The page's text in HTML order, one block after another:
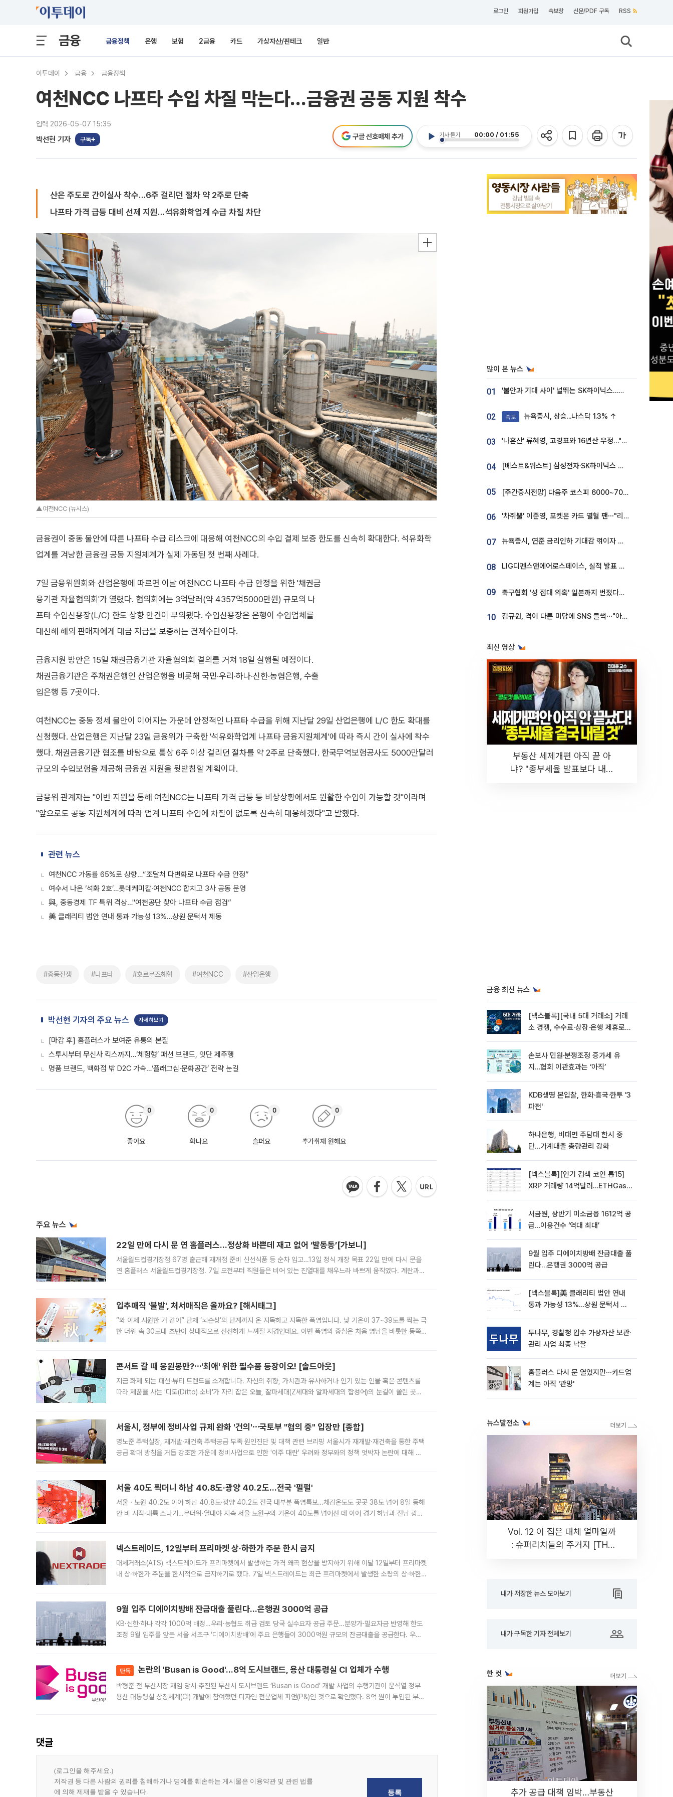
로그인 회원가입 속보창 신문/PDF 구독 RSS
금융 금융정책 은행 보험 2금융 카드 가상자산/핀테크 일반
이투데이 금융 금융정책
여천NCC 나프타 수입 차질 막는다…금융권 공동 지원 착수
입력 2026-05-07 15:35
박선현 기자 구독
기사 듣기 00:00 / 01:55
구글 선호매체 추가
산은 주도로 간이실사 착수…6주 걸리던 절차 약 2주로 단축
나프타 가격 급등 대비 선제 지원…석유화학업계 수급 차질 차단
▲여천NCC (뉴시스)
금융권이 중동 불안에 따른 나프타 수급 리스크에 대응해 여천NCC의 수입 결제 보증 한도를 신속히 확대한다. 석유화학
업계를 겨냥한 금융권 공동 지원체계가 실제 가동된 첫 번째 사례다.
7일 금융위원회와 산업은행에 따르면 이날 여천NCC 나프타 수급 안정을 위한 '채권금
융기관 자율협의회'가 열렸다. 협의회에는 3억달러(약 4357억5000만원) 규모의 나
프타 수입신용장(L/C) 한도 상향 안건이 부의됐다. 수입신용장은 은행이 수입업체를
대신해 해외 판매자에게 대금 지급을 보증하는 결제수단이다.
금융지원 방안은 15일 채권금융기관 자율협의회 결의를 거쳐 18일 실행될 예정이다.
채권금융기관은 주채권은행인 산업은행을 비롯해 국민·우리·하나·신한·농협은행, 수출
입은행 등 7곳이다.
여천NCC는 중동 정세 불안이 이어지는 가운데 안정적인 나프타 수급을 위해 지난달 29일 산업은행에 L/C 한도 확대를
신청했다. 산업은행은 지난달 23일 금융위가 구축한 '석유화학업계 나프타 금융지원체계'에 따라 즉시 간이 실사에 착수
했다. 채권금융기관 협조를 바탕으로 통상 6주 이상 걸리던 절차를 약 2주로 단축했다. 한국무역보험공사도 5000만달러
규모의 수입보험을 제공해 금융권 지원을 뒷받침할 계획이다.
금융위 관계자는 "이번 지원을 통해 여천NCC는 나프타 가격 급등 등 비상상황에서도 원활한 수입이 가능할 것"이라며
"앞으로도 공동 지원체계에 따라 업계 나프타 수입에 차질이 없도록 신속히 대응하겠다"고 말했다.
관련 뉴스
여천NCC 가동률 65%로 상향…“조달처 다변화로 나프타 수급 안정”
여수서 나온 ‘석화 2호’…롯데케미칼·여천NCC 합치고 3사 공동 운영
與, 중동경제 TF 특위 격상…"여천공단 찾아 나프타 수급 점검”
美 클래리티 법안 연내 통과 가능성 13%…상원 문턱서 제동
#중동전쟁 #나프타 #호르무즈해협 #여천NCC #산업은행
박선현 기자의 주요 뉴스 자세히보기
[마감 후] 홈플러스가 보여준 유통의 본질
스투시부터 무신사 킥스까지…‘체험형’ 패션 브랜드, 잇단 제주행
명품 브랜드, 백화점 밖 D2C 가속…‘플래그십·문화공간’ 전략 눈길
좋아요
0
화나요
0
슬퍼요
0
추가취재 원해요
0
주요 뉴스
22일 만에 다시 문 연 홈플러스…정상화 바쁜데 재고 없어 ‘발동동’[가보니]
서울월드컵경기장점 67명 출근해 재개점 준비 신선식품 등 순차 입고…13일 정식 개장 목표 22일 만에 다시 문을
연 홈플러스 서울월드컵경기장점. 7일 오전부터 직원들은 비어 있는 진열대를 채우느라 바쁘게 움직였다. 계란과
입추매직 '불발', 처서매직은 올까요? [해시태그]
“와 이제 시원한 거 같아” 단체 ‘뇌손상’의 단계까지 온 지독하고 지독한 폭염입니다. 낮 기온이 37~39도를 찍는 극
한 더위 속 30도대 초반이 상대적으로 선선하게 느껴질 지경인데요. 이번 폭염의 중심은 처음 영남을 비롯한 동쪽
콘서트 갈 때 응원봉만?⋯'최애' 위한 필수품 등장이오! [솔드아웃]
지금 화제 되는 패션·뷰티 트렌드를 소개합니다. 자신의 취향, 가치관과 유사하거나 인기 있는 인물 혹은 콘텐츠를
따라 제품을 사는 '디토(Ditto) 소비'가 자리 잡은 오늘, 잘파세대(Z세대와 알파세대의 합성어)의 눈길이 쏠린 곳은
서울시, 정부에 정비사업 규제 완화 '건의'⋯국토부 "협의 중" 입장만 [종합]
명노준 주택실장, 재개발·재건축 주택공급 부족 원인진단 및 대책 관련 브리핑 서울시가 재개발·재건축을 통한 주택
공급 확대 방침을 거듭 강조한 가운데 정비사업으로 인한 '이주 대란' 우려와 정부와의 정책 엇박자 논란에 대해 정
서울 40도 찍더니 하남 40.8도·광양 40.2도…전국 '펄펄'
서울ㆍ노원 40.2도 이어 하남 40.8도·광양 40.2도 전국 대부분 폭염특보…체감온도도 곳곳 38도 넘어 8일 동해
안 비 시작·내륙 소나기…무더위·열대야 지속 서울 노원구의 기온이 40도를 넘어선 데 이어 경기 하남과 전남 광양
넥스트레이드, 12일부터 프리마켓 상·하한가 주문 한시 금지
대체거래소(ATS) 넥스트레이드가 프리마켓에서 발생하는 가격 왜곡 현상을 방지하기 위해 이달 12일부터 프리마켓
내 상·하한가 주문을 한시적으로 금지하기로 했다. 7일 넥스트레이드는 최근 프리마켓에서 발생한 소량의 상·하한
9월 입주 디에이치방배 잔금대출 풀린다…은행권 3000억 공급
KB·신한·하나 각각 1000억 배정…우리·농협도 취급 검토 당국 실수요자 공급 주문…분양가·필요자금 반영해 한도
조정 9월 입주를 앞둔 서울 서초구 ‘디에이치방배’에 주요 은행들이 3000억원 규모의 잔금대출을 공급한다. 우리
단독 논란의 'Busan is Good'…8억 도시브랜드, 용산 대통령실 CI 업체가 수행
박형준 전 부산시장 재임 당시 추진된 부산시 도시브랜드 ‘Busan is Good’ 개발 사업의 수행기관이 윤석열 정부
용산 대통령실 상징체계(CI) 개발에 참여했던 디자인 전문업체 피앤(P&)인 것으로 확인됐다. 8억 원이 투입된 부산
댓글
많이 본 뉴스
01 '불안과 기대 사이' 널뛰는 SK하이닉스…증권가 "HBM4·LTA 기반 펀터멘털 견고"
02 속보 뉴욕증시, 상승...나스닥 1.3% ↑
03 '나혼산' 류혜영, 고경표와 16년산 우정…"자취방서 부모님과 마주쳐"
04 [베스트&워스트] 삼성전자·SK하이닉스 밀린 한 주…상상인증권은 85% 급등
05 [주간증시전망] 다음주 코스피 6000~7000⋯“外人 수급은 정책이 변수”
06 '차쥐뿔' 이준영, 포켓몬 카드 열혈 팬⋯"리셀러 처단할 것"
07 뉴욕증시, 연준 금리인하 기대감 꺾이자 상승...S&P500 사상 최고치 [종합]
08 LIG디펜스앤에어로스페이스, 실적 발표 후 급락→반등⋯증권가 “28년까지 튼튼”
09 축구협회 '성 접대 의혹' 일본까지 번졌다…日 심판 실명 공개
10 김규원, 격이 다른 미담에 SNS 들썩⋯"아이 속옷 빨고 졸업식도 참석"
최신 영상
부동산 세제개편 아직 끝 아
냐? "종부세율 발표보다 내릴
금융 최신 뉴스
[넥스블록][국내 5대 거래소] 거래
소 경쟁, 수수료∙상장∙은행 제휴로
손보사 민원·분쟁조정 증가세 유
지…협회 이관효과는 ‘아직’
KDB생명 본입찰, 한화·흥국·한투 '3
파전'
하나은행, 비대면 주담대 한시 중
단…가계대출 총량관리 강화
[넥스블록][인기 검색 코인 톱15]
XRP 거래량 14억달러…ETHGas
서금원, 상반기 미소금융 1612억 공
급…이용건수 ‘역대 최대’
9월 입주 디에이치방배 잔금대출 풀
린다…은행권 3000억 공급
[넥스블록]美 클래리티 법안 연내
통과 가능성 13%…상원 문턱서 제
두나무, 경찰청 압수 가상자산 보관·
관리 사업 최종 낙찰
홈플러스 다시 문 열었지만⋯카드업
계는 아직 '관망'
뉴스발전소
Vol. 12 이 집은 대체 얼마일까
: 슈퍼리치들의 주거지 [THE
내가 저장한 뉴스 모아보기
내가 구독한 기자 전체보기
한 컷
추가 공급 대책 임박…부동산